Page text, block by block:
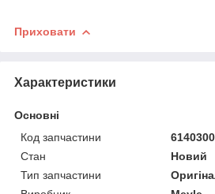
Приховати
Характеристики
Основні
Код запчастини
Стан
Новий
Тип запчастини